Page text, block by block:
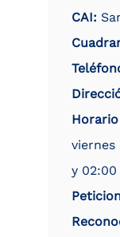
CAI:
viernes
y